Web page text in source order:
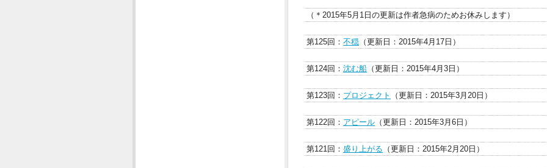
（＊2015年5月1日の更新は作者急病のためお休みします）
第125回： 不穏 （更新日：2015年4月17日）
第124回： 沈む船 （更新日：2015年4月3日）
第123回： プロジェクト （更新日：2015年3月20日）
第122回： アピール （更新日：2015年3月6日）
第121回： 盛り上がる （更新日：2015年2月20日）